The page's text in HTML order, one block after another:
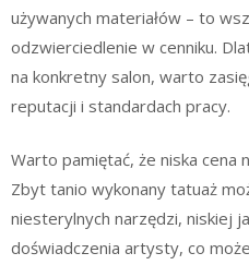
używanych materiałów – to
odzwierciedlenie w cenniku.
na konkretny salon, warto
reputacji i standardach pracy.
Warto pamiętać, że niska cena
Zbyt tanio wykonany tatuaż
niesterylnych narzędzi, niskiej
doświadczenia artysty, co